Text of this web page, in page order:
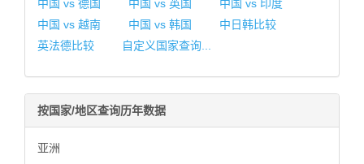
中国 vs 德国
中国 vs 英国
中国 vs 印度
中国 vs 越南
中国 vs 韩国
中日韩比较
英法德比较
自定义国家查询...
按国家/地区查询历年数据
亚洲